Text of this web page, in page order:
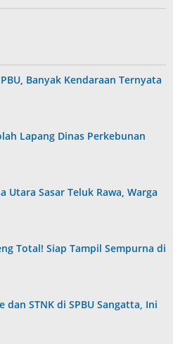
Banyak Kendaraan Ternyata
Lapang Dinas Perkebunan
Utara Sasar Teluk Rawa, Warga
Total! Siap Tampil Sempurna di
dan STNK di SPBU Sangatta, Ini